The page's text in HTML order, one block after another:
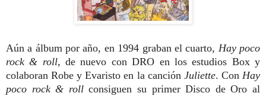
Aún a álbum por año, en 1994 graban el cuarto, Hay poco
rock & roll, de nuevo con DRO en los estudios Box y
colaboran Robe y Evaristo en la canción Juliette. ConHay
poco rock & rollconsiguen su primer Disco de Oro al